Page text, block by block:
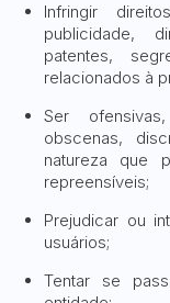
Infringir
publicidade,
patentes,
relacionados à
Ser
obscenas,
natureza que
repreensíveis;
Prejudicar ou
usuários;
Tentar se